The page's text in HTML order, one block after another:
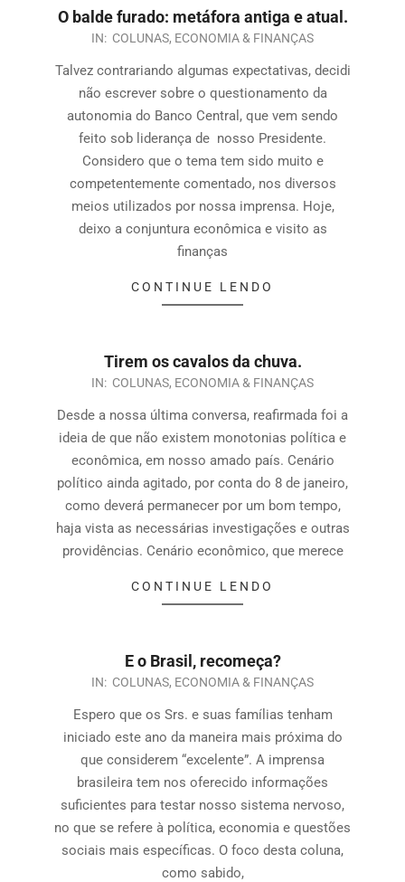
O balde furado: metáfora antiga e atual.
IN: COLUNAS, ECONOMIA & FINANÇAS
Talvez contrariando algumas expectativas, decidi
não escrever sobre o questionamento da
autonomia do Banco Central, que vem sendo
feito sob liderança de nosso Presidente.
Considero que o tema tem sido muito e
competentemente comentado, nos diversos
meios utilizados por nossa imprensa. Hoje,
deixo a conjuntura econômica e visito as
finanças
CONTINUE LENDO
Tirem os cavalos da chuva.
IN: COLUNAS, ECONOMIA & FINANÇAS
Desde a nossa última conversa, reafirmada foi a
ideia de que não existem monotonias política e
econômica, em nosso amado país. Cenário
político ainda agitado, por conta do 8 de janeiro,
como deverá permanecer por um bom tempo,
haja vista as necessárias investigações e outras
providências. Cenário econômico, que merece
CONTINUE LENDO
E o Brasil, recomeça?
IN: COLUNAS, ECONOMIA & FINANÇAS
Espero que os Srs. e suas famílias tenham
iniciado este ano da maneira mais próxima do
que considerem “excelente”. A imprensa
brasileira tem nos oferecido informações
suficientes para testar nosso sistema nervoso,
no que se refere à política, economia e questões
sociais mais específicas. O foco desta coluna,
como sabido,